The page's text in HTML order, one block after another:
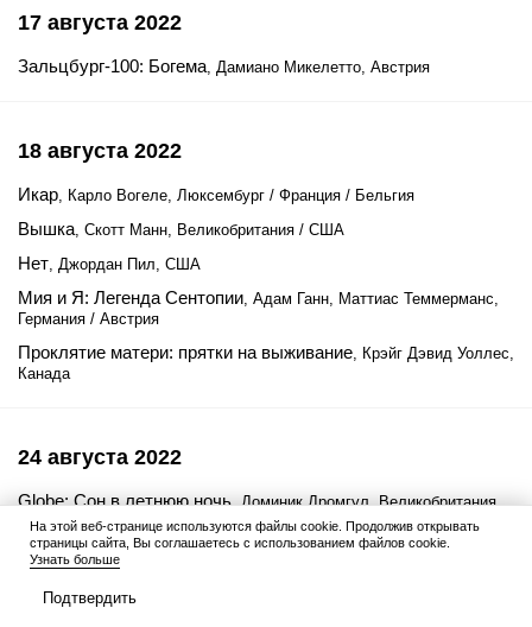
17 августа 2022
Зальцбург-100: Богема, Дамиано Микелетто, Австрия
18 августа 2022
Икар, Карло Вогеле, Люксембург / Франция / Бельгия
Вышка, Скотт Манн, Великобритания / США
Нет, Джордан Пил, США
Мия и Я: Легенда Сентопии, Адам Ганн, Маттиас Теммерманс,
Германия / Австрия
Проклятие матери: прятки на выживание, Крэйг Дэвид Уоллес,
Канада
24 августа 2022
Globe: Сон в летнюю ночь, Доминик Дромгул, Великобритания
25 августа 2022
На этой веб-странице используются файлы cookie. Продолжив открывать
страницы сайта, Вы соглашаетесь с использованием файлов cookie.
Узнать больше
Подтвердить